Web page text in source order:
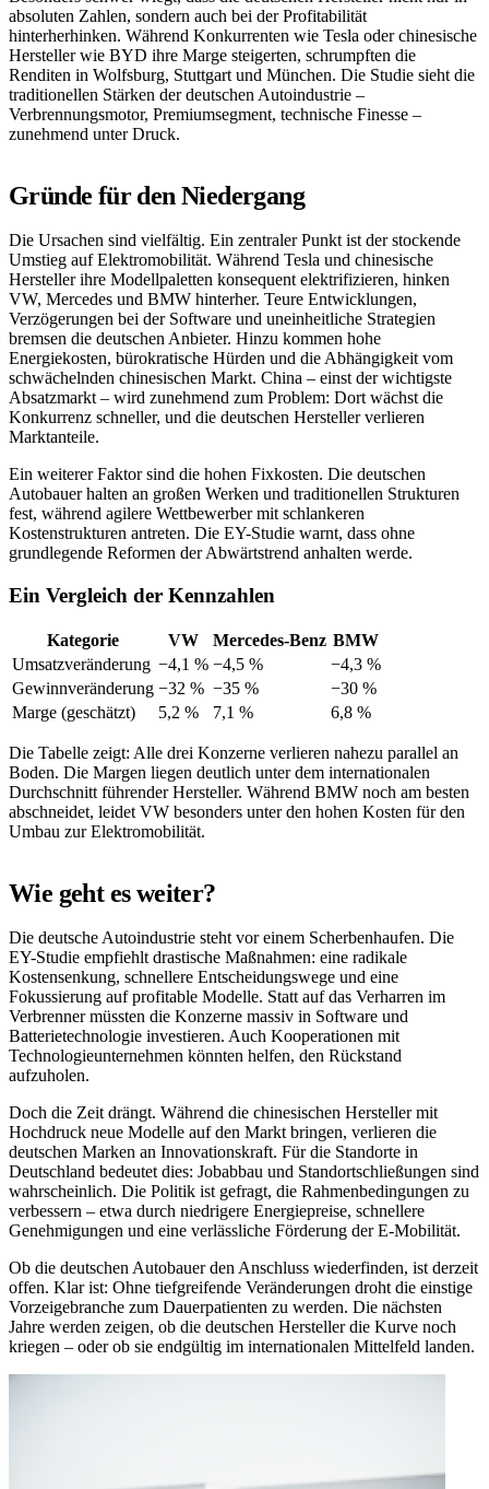
absoluten Zahlen, sondern auch bei der Profitabilität
hinterherhinken. Während Konkurrenten wie Tesla oder chinesische
Hersteller wie BYD ihre Marge steigerten, schrumpften die
Renditen in Wolfsburg, Stuttgart und München. Die Studie sieht die
traditionellen Stärken der deutschen Autoindustrie –
Verbrennungsmotor, Premiumsegment, technische Finesse –
zunehmend unter Druck.
Gründe für den Niedergang
Die Ursachen sind vielfältig. Ein zentraler Punkt ist der stockende
Umstieg auf Elektromobilität. Während Tesla und chinesische
Hersteller ihre Modellpaletten konsequent elektrifizieren, hinken
VW, Mercedes und BMW hinterher. Teure Entwicklungen,
Verzögerungen bei der Software und uneinheitliche Strategien
bremsen die deutschen Anbieter. Hinzu kommen hohe
Energiekosten, bürokratische Hürden und die Abhängigkeit vom
schwächelnden chinesischen Markt. China – einst der wichtigste
Absatzmarkt – wird zunehmend zum Problem: Dort wächst die
Konkurrenz schneller, und die deutschen Hersteller verlieren
Marktanteile.
Ein weiterer Faktor sind die hohen Fixkosten. Die deutschen
Autobauer halten an großen Werken und traditionellen Strukturen
fest, während agilere Wettbewerber mit schlankeren
Kostenstrukturen antreten. Die EY-Studie warnt, dass ohne
grundlegende Reformen der Abwärtstrend anhalten werde.
Ein Vergleich der Kennzahlen
Kategorie VW Mercedes-Benz BMW
Umsatzveränderung −4,1 % −4,5 %
−4,3 %
Gewinnveränderung −32 % −35 %
−30 %
Marge (geschätzt)
5,2 % 7,1 % 6,8 %
Die Tabelle zeigt: Alle drei Konzerne verlieren nahezu parallel an
Boden. Die Margen liegen deutlich unter dem internationalen
Durchschnitt führender Hersteller. Während BMW noch am besten
abschneidet, leidet VW besonders unter den hohen Kosten für den
Umbau zur Elektromobilität.
Wie geht es weiter?
Die deutsche Autoindustrie steht vor einem Scherbenhaufen. Die
EY-Studie empfiehlt drastische Maßnahmen: eine radikale
Kostensenkung, schnellere Entscheidungswege und eine
Fokussierung auf profitable Modelle. Statt auf das Verharren im
Verbrenner müssten die Konzerne massiv in Software und
Batterietechnologie investieren. Auch Kooperationen mit
Technologieunternehmen könnten helfen, den Rückstand
aufzuholen.
Doch die Zeit drängt. Während die chinesischen Hersteller mit
Hochdruck neue Modelle auf den Markt bringen, verlieren die
deutschen Marken an Innovationskraft. Für die Standorte in
Deutschland bedeutet dies: Jobabbau und Standortschließungen sind
wahrscheinlich. Die Politik ist gefragt, die Rahmenbedingungen zu
verbessern – etwa durch niedrigere Energiepreise, schnellere
Genehmigungen und eine verlässliche Förderung der E-Mobilität.
Ob die deutschen Autobauer den Anschluss wiederfinden, ist derzeit
offen. Klar ist: Ohne tiefgreifende Veränderungen droht die einstige
Vorzeigebranche zum Dauerpatienten zu werden. Die nächsten
Jahre werden zeigen, ob die deutschen Hersteller die Kurve noch
kriegen – oder ob sie endgültig im internationalen Mittelfeld landen.